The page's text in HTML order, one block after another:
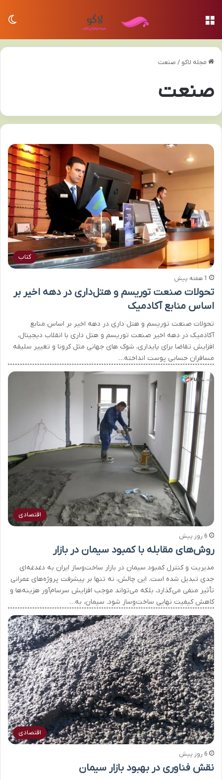
مجله لاکو / صنعت
صنعت
کتاب
1 هفته پیش
تحولات صنعت توریسم و هتل‌داری در دهه اخیر بر
اساس منابع آکادمیک
تحولات صنعت توریسم و هتل داری در دهه اخیر بر اساس منابع
آکادمیک در دهه اخیر صنعت توریسم و هتل داری با انقلاب دیجیتال،
افزایش تقاضا برای پایداری، شوک های جهانی مثل کرونا و تغییر سلیقه
مسافران حسابی پوست انداخته…
اقتصادی
6 روز پیش
روش‌های مقابله با کمبود سیمان در بازار
مدیریت و کنترل کمبود سیمان در بازار ساخت‌وساز ایران به دغدغه‌ای
جدی تبدیل شده است. این چالش، نه تنها بر پیشرفت پروژه‌های عمرانی
تأثیر منفی می‌گذارد، بلکه می‌تواند موجب افزایش سرسام‌آور هزینه‌ها و
کاهش کیفیت نهایی ساخت‌وساز شود. سیمان، به…
اقتصادی
6 روز پیش
نقش فناوری در بهبود بازار سیمان